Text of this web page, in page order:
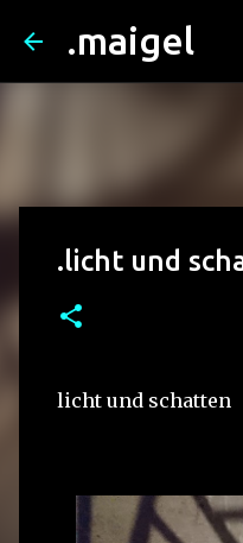
.maigel
.licht und
licht und schatten